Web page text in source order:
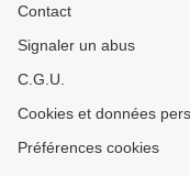
Contact
Signaler un abus
C.G.U.
Cookies et données
Préférences cookies